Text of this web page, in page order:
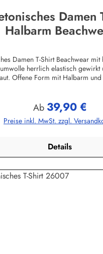
Damen
Halbarm
Damen T-Shirt Beachwear
herrlich elastisch gewirkt
Offene Form mit Halbarm und
Str. 1226409
bekleidung.de
Regulärer Preis:
Ab 39,90 €
Preise inkl. MwSt. zzgl.
Details